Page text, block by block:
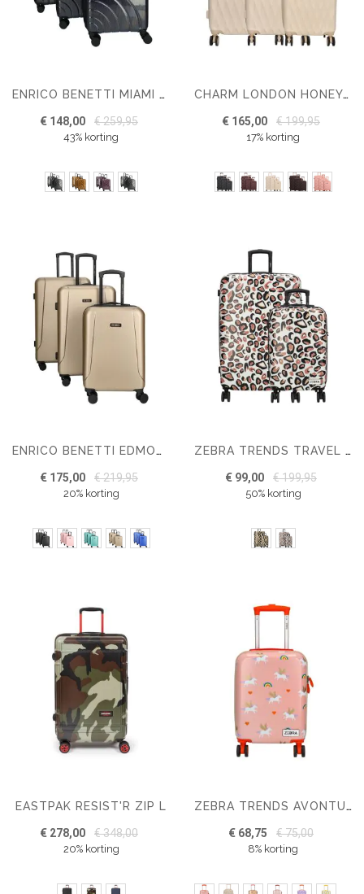
ENRICO BENETTI MIAMI KOFFERSET DRIEDELIG
€ 148,00 € 259,95
43% korting
CHARM LONDON HONEY KOFFERSET
€ 165,00 € 199,95
17% korting
ENRICO BENETTI EDMONTON KOFFERSET DRIEDELIG
€ 175,00 € 219,95
20% korting
ZEBRA TRENDS TRAVEL VALIES
€ 99,00 € 199,95
50% korting
EASTPAK RESIST'R ZIP L
€ 278,00 € 348,00
20% korting
ZEBRA TRENDS AVONTURIER KINDERKOFFER MEISJES
€ 68,75 € 75,00
8% korting